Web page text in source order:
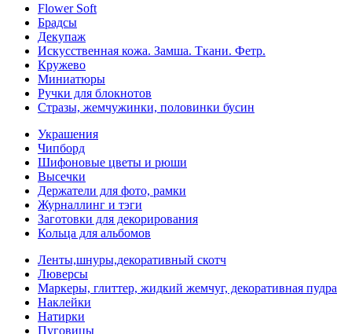
Flower Soft
Брадсы
Декупаж
Искусственная кожа. Замша. Ткани. Фетр.
Кружево
Миниатюры
Ручки для блокнотов
Стразы, жемчужинки, половинки бусин
Украшения
Чипборд
Шифоновые цветы и рюши
Высечки
Держатели для фото, рамки
Журналлинг и тэги
Заготовки для декорирования
Кольца для альбомов
Ленты,шнуры,декоративный скотч
Люверсы
Маркеры, глиттер, жидкий жемчуг, декоративная пудра
Наклейки
Натирки
Пуговицы